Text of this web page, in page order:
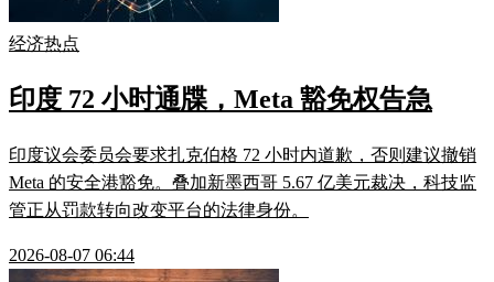
经济热点
印度 72 小时通牒，Meta 豁免权告急
印度议会委员会要求扎克伯格 72 小时内道歉，否则建议撤销
Meta 的安全港豁免。叠加新墨西哥 5.67 亿美元裁决，科技监
管正从罚款转向改变平台的法律身份。
2026-08-07 06:44